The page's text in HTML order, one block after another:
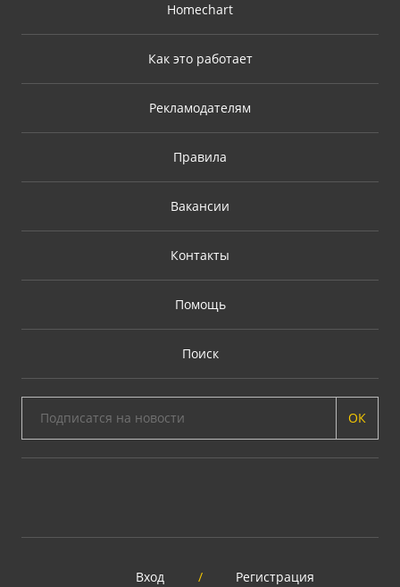
Homechart
Как это работает
Рекламодателям
Правила
Вакансии
Контакты
Помощь
Поиск
ОК
Вход / Регистрация